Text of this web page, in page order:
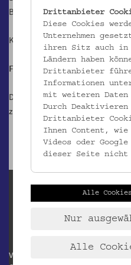
Bäderaufenthalten,
Kuratierung: Nora Witzmann
Folder zur Ausstellungonline
Die Ausstellung ist kostenlos in
zu besichtigen.
Volkskundemuseum Wien
Drittanbieter
Diese Cookies
Unternehmen
ihren Sitz auch in
Ländern haben
Drittanbieter
Informationen unter
mit weiteren Daten
Durch Deaktivieren
Drittanbieter
Ihnen Content, wie
Videos oder Google
dieser Seite nicht
Alle
Nur
Alle